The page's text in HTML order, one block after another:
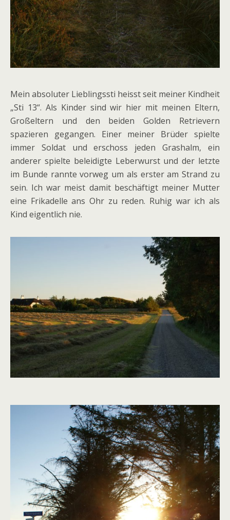
Mein absoluter Lieblingssti heisst seit meiner Kindheit
„Sti 13“. Als Kinder sind wir hier mit meinen Eltern,
Großeltern und den beiden Golden Retrievern
spazieren gegangen. Einer meiner Brüder spielte
immer Soldat und erschoss jeden Grashalm, ein
anderer spielte beleidigte Leberwurst und der letzte
im Bunde rannte vorweg um als erster am Strand zu
sein. Ich war meist damit beschäftigt meiner Mutter
eine Frikadelle ans Ohr zu reden. Ruhig war ich als
Kind eigentlich nie.